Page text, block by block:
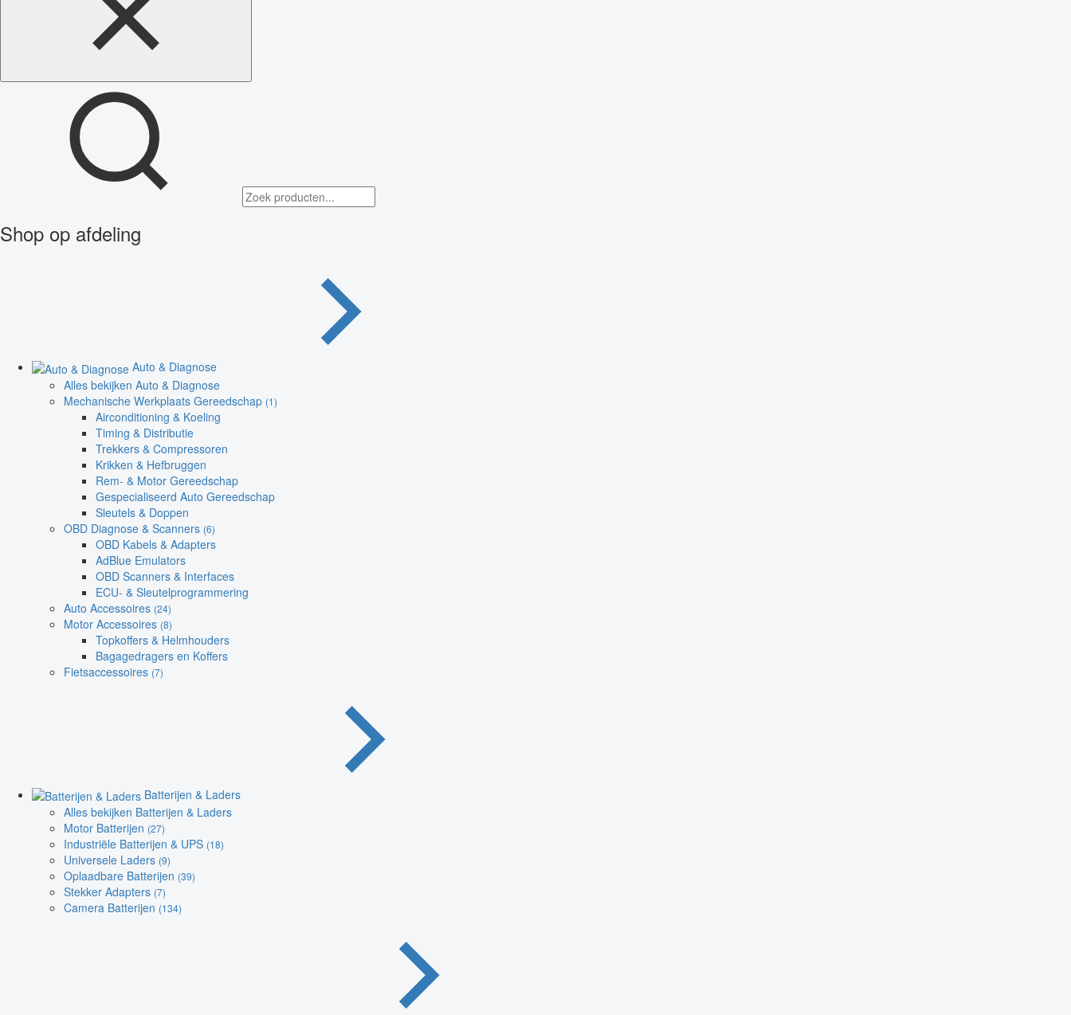
Shop op afdeling
Auto & Diagnose
Alles bekijken Auto & Diagnose
Mechanische Werkplaats Gereedschap (1)
Airconditioning & Koeling
Timing & Distributie
Trekkers & Compressoren
Krikken & Hefbruggen
Rem- & Motor Gereedschap
Gespecialiseerd Auto Gereedschap
Sleutels & Doppen
OBD Diagnose & Scanners (6)
OBD Kabels & Adapters
AdBlue Emulators
OBD Scanners & Interfaces
ECU- & Sleutelprogrammering
Auto Accessoires (24)
Motor Accessoires (8)
Topkoffers & Helmhouders
Bagagedragers en Koffers
Fietsaccessoires (7)
Batterijen & Laders
Alles bekijken Batterijen & Laders
Motor Batterijen (27)
Industriële Batterijen & UPS (18)
Universele Laders (9)
Oplaadbare Batterijen (39)
Stekker Adapters (7)
Camera Batterijen (134)